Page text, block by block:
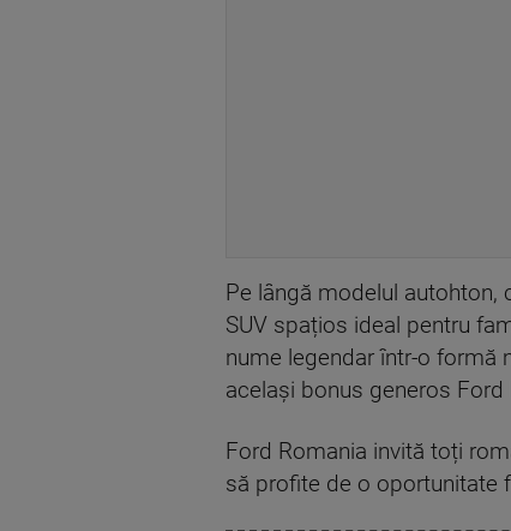
Pe lângă modelul autohton,
SUV spațios ideal pentru
nume legendar într-o formă
același bonus generos
Ford Romania invită toți
să profite de o oportunitate